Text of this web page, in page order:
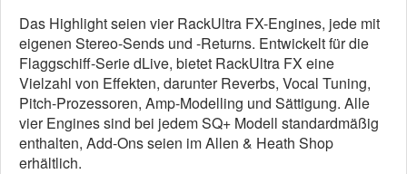
Das Highlight seien vier RackUltra FX-Engines, jede mit
eigenen Stereo-Sends und -Returns. Entwickelt für die
Flaggschiff-Serie dLive, bietet RackUltra FX eine
Vielzahl von Effekten, darunter Reverbs, Vocal Tuning,
Pitch-Prozessoren, Amp-Modelling und Sättigung. Alle
vier Engines sind bei jedem SQ+ Modell standardmäßig
enthalten, Add-Ons seien im Allen & Heath Shop
erhältlich.